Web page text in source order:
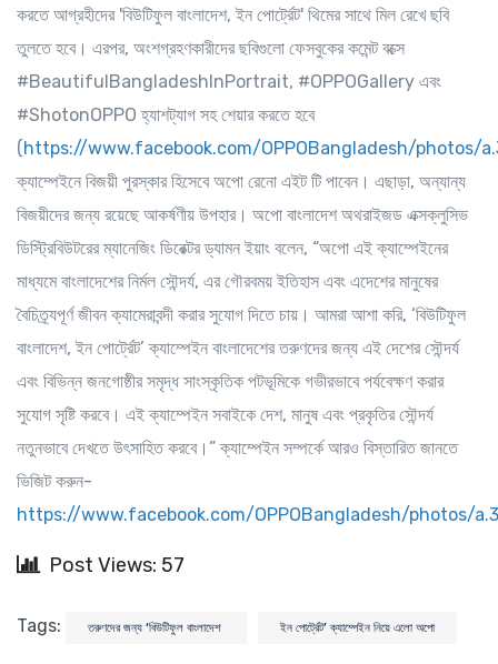
করতে আগ্রহীদের 'বিউটিফুল বাংলাদেশ, ইন পোর্ট্রেট' থিমের সাথে মিল রেখে ছবি
তুলতে হবে। এরপর, অংশগ্রহণকারীদের ছবিগুলো ফেসবুকের কমেন্ট বক্সে
#BeautifulBangladeshInPortrait, #OPPOGallery এবং
#ShotonOPPO হ্যাশট্যাগ সহ শেয়ার করতে হবে
(https://www.facebook.com/OPPOBangladesh/photos/
ক্যাম্পেইনে বিজয়ী পুরস্কার হিসেবে অপো রেনো এইট টি পাবেন। এছাড়া, অন্যান্য
বিজয়ীদের জন্য রয়েছে আকর্ষণীয় উপহার। অপো বাংলাদেশ অথরাইজড এক্সক্লুসিভ
ডিস্ট্রিবিউটরের ম্যানেজিং ডিরেক্টর ড্যামন ইয়াং বলেন, “অপো এই ক্যাম্পেইনের
মাধ্যমে বাংলাদেশের নির্মল সৌন্দর্য, এর গৌরবময় ইতিহাস এবং এদেশের মানুষের
বৈচিত্র্যপূর্ণ জীবন ক্যামেরাবন্দী করার সুযোগ দিতে চায়। আমরা আশা করি, ‘বিউটিফুল
বাংলাদেশ, ইন পোর্ট্রেট’ ক্যাম্পেইন বাংলাদেশের তরুণদের জন্য এই দেশের সৌন্দর্য
এবং বিভিন্ন জনগোষ্ঠীর সমৃদ্ধ সাংস্কৃতিক পটভূমিকে গভীরভাবে পর্যবেক্ষণ করার
সুযোগ সৃষ্টি করবে। এই ক্যাম্পেইন সবাইকে দেশ, মানুষ এবং প্রকৃতির সৌন্দর্য
নতুনভাবে দেখতে উৎসাহিত করবে।” ক্যাম্পেইন সম্পর্কে আরও বিস্তারিত জানতে
ভিজিট করুন-
https://www.facebook.com/OPPOBangladesh/photos/
Post Views: 57
Tags: তরুণদের জন্য ‘বিউটিফুল বাংলাদেশ ইন পোর্ট্রেট’ ক্যাম্পেইন নিয়ে এলো অপো